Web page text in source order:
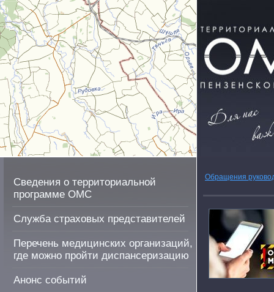
Сведения о территориальной
программе ОМС
Служба страховых представителей
Перечень медицинских организаций,
где можно пройти диспансеризацию
Анонс событий
Обращения